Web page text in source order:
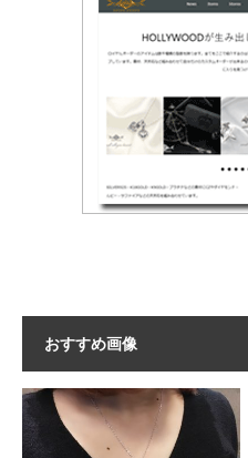
おすすめ画像